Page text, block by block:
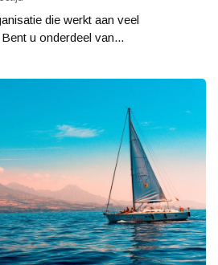
die werkt aan veel
u onderdeel van...